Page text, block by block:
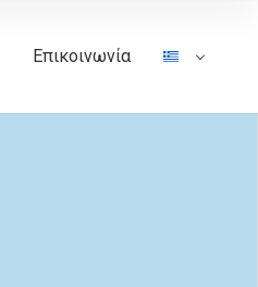
Επικοινωνία